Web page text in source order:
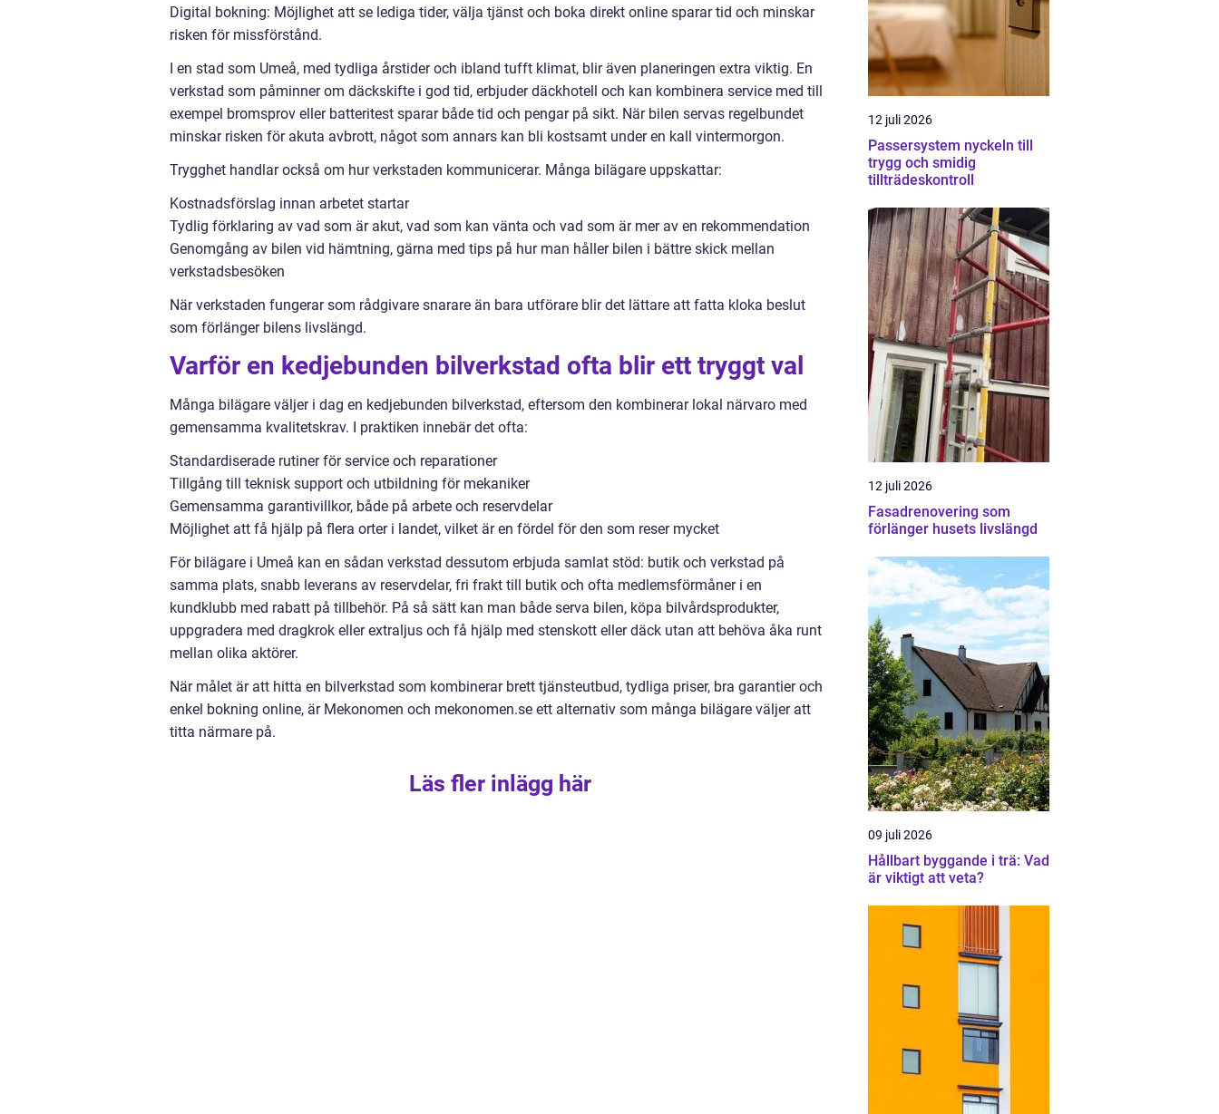
Digital bokning: Möjlighet att se lediga tider, välja tjänst och boka direkt online sparar tid och minskar
risken för missförstånd.
I en stad som Umeå, med tydliga årstider och ibland tufft klimat, blir även planeringen extra viktig. En
verkstad som påminner om däckskifte i god tid, erbjuder däckhotell och kan kombinera service med till
exempel bromsprov eller batteritest sparar både tid och pengar på sikt. När bilen servas regelbundet
minskar risken för akuta avbrott, något som annars kan bli kostsamt under en kall vintermorgon.
Trygghet handlar också om hur verkstaden kommunicerar. Många bilägare uppskattar:
Kostnadsförslag innan arbetet startar
Tydlig förklaring av vad som är akut, vad som kan vänta och vad som är mer av en rekommendation
Genomgång av bilen vid hämtning, gärna med tips på hur man håller bilen i bättre skick mellan
verkstadsbesöken
När verkstaden fungerar som rådgivare snarare än bara utförare blir det lättare att fatta kloka beslut
som förlänger bilens livslängd.
Varför en kedjebunden bilverkstad ofta blir ett tryggt val
Många bilägare väljer i dag en kedjebunden bilverkstad, eftersom den kombinerar lokal närvaro med
gemensamma kvalitetskrav. I praktiken innebär det ofta:
Standardiserade rutiner för service och reparationer
Tillgång till teknisk support och utbildning för mekaniker
Gemensamma garantivillkor, både på arbete och reservdelar
Möjlighet att få hjälp på flera orter i landet, vilket är en fördel för den som reser mycket
För bilägare i Umeå kan en sådan verkstad dessutom erbjuda samlat stöd: butik och verkstad på
samma plats, snabb leverans av reservdelar, fri frakt till butik och ofta medlemsförmåner i en
kundklubb med rabatt på tillbehör. På så sätt kan man både serva bilen, köpa bilvårdsprodukter,
uppgradera med dragkrok eller extraljus och få hjälp med stenskott eller däck utan att behöva åka runt
mellan olika aktörer.
När målet är att hitta en bilverkstad som kombinerar brett tjänsteutbud, tydliga priser, bra garantier och
enkel bokning online, är Mekonomen och mekonomen.se ett alternativ som många bilägare väljer att
titta närmare på.
Läs fler inlägg här
12 juli 2026
Passersystem nyckeln till
trygg och smidig
tillträdeskontroll
12 juli 2026
Fasadrenovering som
förlänger husets livslängd
09 juli 2026
Hållbart byggande i trä: Vad
är viktigt att veta?